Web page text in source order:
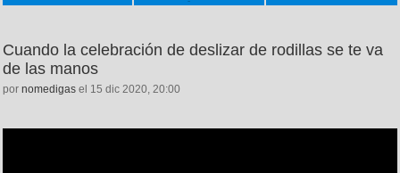
Cuando la celebración de deslizar de rodillas se te va
de las manos
por nomedigas el 15 dic 2020, 20:00